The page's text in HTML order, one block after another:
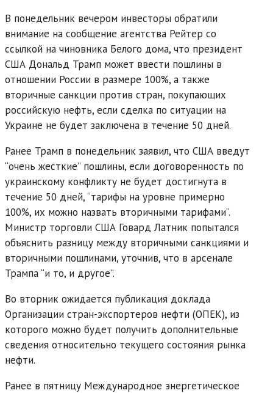
В понедельник вечером инвесторы обратили
внимание на сообщение агентства Рейтер со
ссылкой на чиновника Белого дома, что президент
США Дональд Трамп может ввести пошлины в
отношении России в размере 100%, а также
вторичные санкции против стран, покупающих
российскую нефть, если сделка по ситуации на
Украине не будет заключена в течение 50 дней.
Ранее Трамп в понедельник заявил, что США введут
“очень жесткие” пошлины, если договоренность по
украинскому конфликту не будет достигнута в
течение 50 дней, “тарифы на уровне примерно
100%, их можно назвать вторичными тарифами”.
Министр торговли США Говард Латник попытался
объяснить разницу между вторичными санкциями и
вторичными пошлинами, уточнив, что в арсенале
Трампа “и то, и другое”.
Во вторник ожидается публикация доклада
Организации стран-экспортеров нефти (ОПЕК), из
которого можно будет получить дополнительные
сведения относительно текущего состояния рынка
нефти.
Ранее в пятницу Международное энергетическое